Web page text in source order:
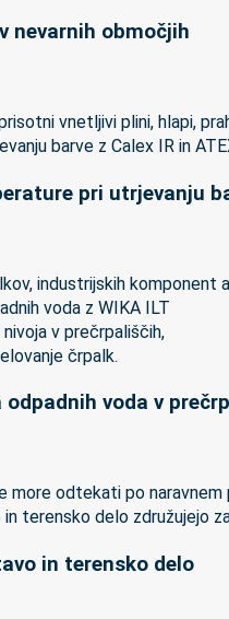
nevarnih območjih
vnetljivi plini, hlapi,
pri utrjevanju
industrijskih
odpadnih voda v
more odtekati po
in terensko delo